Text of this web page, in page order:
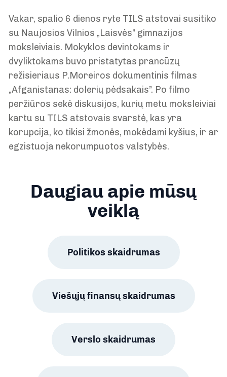
Vakar, spalio 6 dienos ryte TILS atstovai susitiko
su Naujosios Vilnios „Laisvės” gimnazijos
moksleiviais. Mokyklos devintokams ir
dvyliktokams buvo pristatytas prancūzų
režisieriaus P.Moreiros dokumentinis filmas
„Afganistanas: dolerių pėdsakais”. Po filmo
peržiūros sekė diskusijos, kurių metu moksleiviai
kartu su TILS atstovais svarstė, kas yra
korupcija, ko tikisi žmonės, mokėdami kyšius, ir ar
egzistuoja nekorumpuotos valstybės.
Daugiau apie mūsų
veiklą
Politikos skaidrumas
Viešųjų finansų skaidrumas
Verslo skaidrumas